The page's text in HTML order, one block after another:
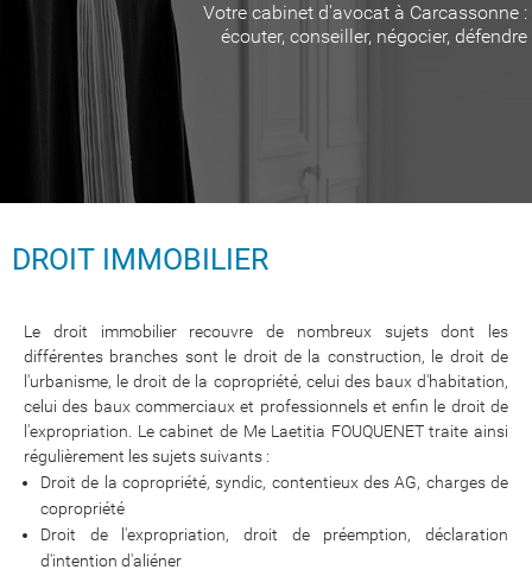
Votre cabinet d'avocat à Carcassonne :
écouter, conseiller, négocier, défendre
DROIT IMMOBILIER
Le droit immobilier recouvre de nombreux sujets dont les
différentes branches sont le droit de la construction, le droit de
l'urbanisme, le droit de la copropriété, celui des baux d'habitation,
celui des baux commerciaux et professionnels et enfin le droit de
l'expropriation. Le cabinet de Me Laetitia FOUQUENET traite ainsi
régulièrement les sujets suivants :
Droit de la copropriété, syndic, contentieux des AG, charges de
copropriété
Droit de l'expropriation, droit de préemption, déclaration
d'intention d'aliéner